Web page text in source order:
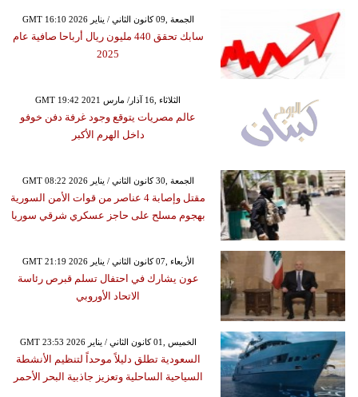
GMT 16:10 2026 الجمعة ,09 كانون الثاني / يناير
سابك تحقق 440 مليون ريال أرباحا صافية عام
2025
GMT 19:42 2021 الثلاثاء ,16 آذار/ مارس
عالم مصريات يتوقع وجود غرفة دفن خوفو
داخل الهرم الأكبر
GMT 08:22 2026 الجمعة ,30 كانون الثاني / يناير
مقتل وإصابة 4 عناصر من قوات الأمن السورية
بهجوم مسلح على حاجز عسكري شرقي سوريا
GMT 21:19 2026 الأربعاء ,07 كانون الثاني / يناير
عون يشارك في احتفال تسلم قبرص رئاسة
الاتحاد الأوروبي
GMT 23:53 2026 الخميس ,01 كانون الثاني / يناير
السعودية تطلق دليلاً موحداً لتنظيم الأنشطة
السياحية الساحلية وتعزيز جاذبية البحر الأحمر